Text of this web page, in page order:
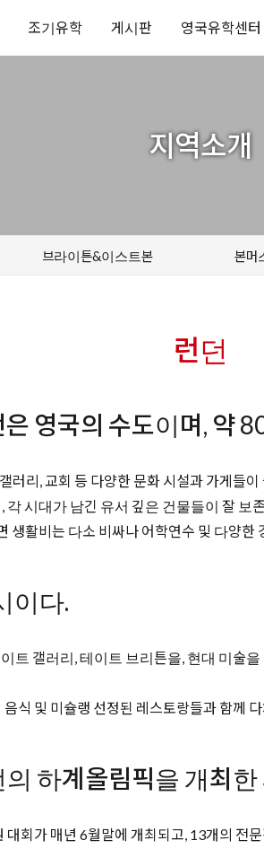
조기유학 게시판 영국유학센터
지역소개
브라이튼&이스트본 본머
런던
영국의 수도이며, 약
러리, 교회 등 다양한 문화 시설과 가게들이
시대가 남긴 유서 깊은 건물들이 잘 보
활비는 다소 비싸나 어학연수 및 다양한
이다.
트 갤러리, 테이트 브리튼을, 현대 미술
식 및 미슐랭 선정된 레스토랑들과 함께
하계올림픽을 개최
회가 매년 6월말에 개최되고, 13개의 전